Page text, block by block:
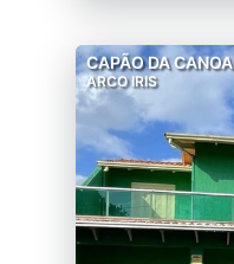
CAPÃO DA CANOA
ARCO IRIS